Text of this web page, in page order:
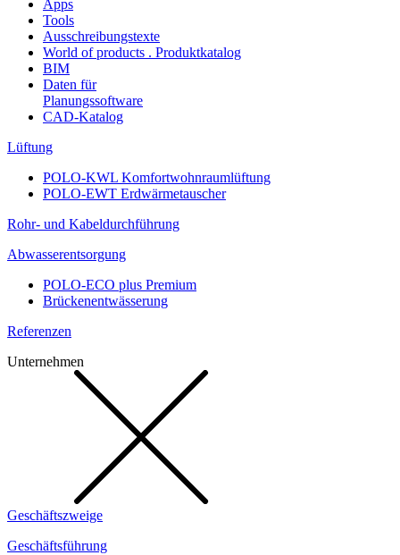
Apps
Tools
Ausschreibungstexte
World of products . Produktkatalog
BIM
Daten für
Planungssoftware
CAD-Katalog
Lüftung
POLO-KWL Komfortwohnraumlüftung
POLO-EWT Erdwärmetauscher
Rohr- und Kabeldurchführung
Abwasserentsorgung
POLO-ECO plus Premium
Brückenentwässerung
Referenzen
Unternehmen
Geschäftszweige
Geschäftsführung